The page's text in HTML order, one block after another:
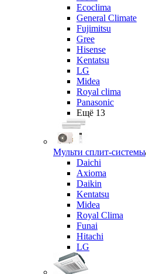
Ecoclima
General Climate
Fujimitsu
Gree
Hisense
Kentatsu
LG
Midea
Royal clima
Panasonic
Ещё 13
Мульти сплит-системы
Daichi
Axioma
Daikin
Kentatsu
Midea
Royal Clima
Funai
Hitachi
LG